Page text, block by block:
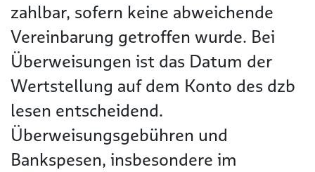
zahlbar, sofern keine abweichende
Vereinbarung getroffen wurde. Bei
Überweisungen ist das Datum der
Wertstellung auf dem Konto des dzb
lesen entscheidend.
Überweisungsgebühren und
Bankspesen, insbesondere im